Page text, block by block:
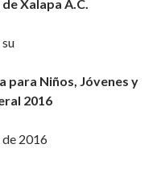
Xalapa A.C.
para Niños, Jóvenes y
2016
de 2016